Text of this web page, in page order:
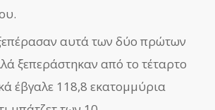
αυτά των δύο πρώτων
ξεπεράστηκαν από το τέταρτο
έβγαλε 118,8 εκατομμύρια